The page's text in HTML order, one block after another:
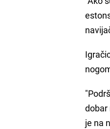
dobar
je na